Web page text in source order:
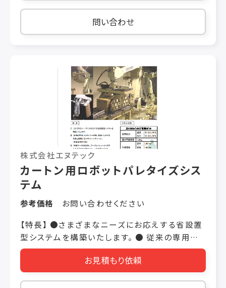
ます。 《パレタイザ―》 ①複数パレットへの積み分
けをすることが出来ます。 ②ハンド機構はチャッ
ク方式又はバキューム方式を選定できます。 【特
査後の良品、不良品振分け等） ●パレットの積み
換え対応可能 【仕様】 処理能力：10回 1ケース
or2ケース/分 重量： 12Kg×2ケース 積載サイ
ズ：900W×1100L×1500H（パレット含む）
940W×1100L×1500H（パレット
含む）
1100W×1100L×1500H（パレット含む） ◎空
パレット自動供給・カートン反転・アンチスリップ・
結束機等システムとして ご提案させて頂きます。
問い合わせ
株式会社エヌテック
カートン用ロボットパレタイズシス
テム
参考価格
お問い合わせください
【特長】 ●さまざまなニーズにお応えする省設置
型システムを構築いたします。 ● 従来の専用パ
レタイザー同様、高速パレタイズ作業を実現する
ロボットシステムです。（多数個把持可能） ● 対
象ワークの変更も、ワークとパレットサイズを入
お見積もり依頼